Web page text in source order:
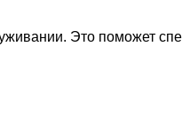
Это поможет